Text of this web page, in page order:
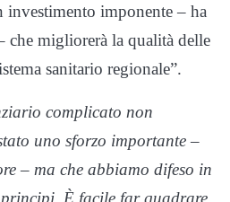
investimento imponente – ha
che migliorerà la qualità delle
sanitario regionale”.
complicato non
uno sforzo importante –
– ma che abbiamo difeso in
È facile far quadrare